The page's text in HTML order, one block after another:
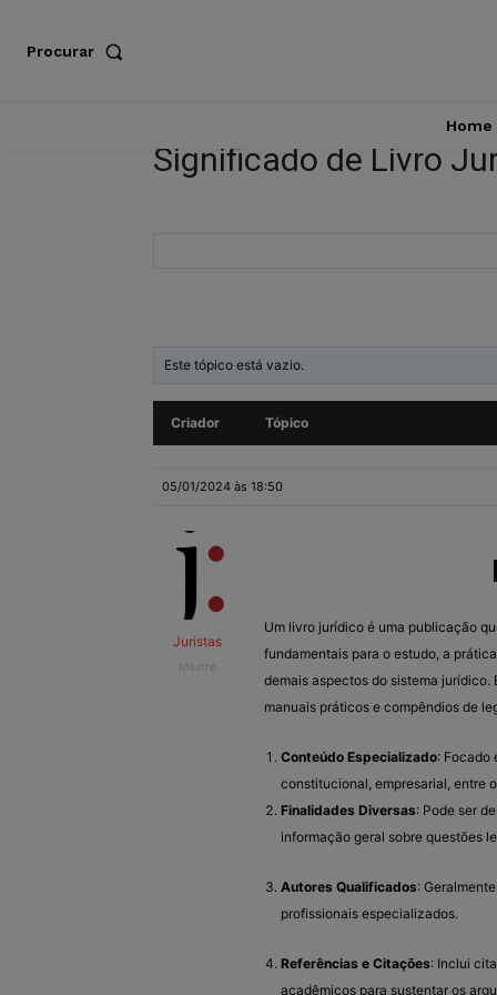
Procurar
Home
Significado de Livro
Este tópico está vazio.
Criador Tópico
05/01/2024 às 18:50
Juristas
Mestre
Um livro jurídico é uma publicação
fundamentais para o estudo, a
demais aspectos do sistema
manuais práticos e compêndios de
Conteúdo Especializado: Focado
constitucional, empresarial, entre
Finalidades Diversas: Pode ser
informação geral sobre questões
Autores Qualificados:
profissionais especializados.
Referências e Citações: Inclui
acadêmicos para sustentar os